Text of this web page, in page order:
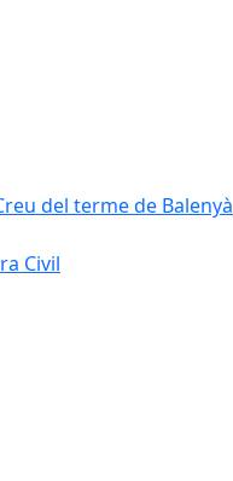
del terme de Balenyà
Civil